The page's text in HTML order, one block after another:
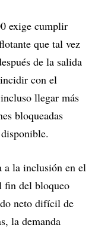
exige cumplir
que tal vez
de la salida
con el
llegar más
bloqueadas
a la inclusión en el
fin del bloqueo
neto difícil de
la demanda